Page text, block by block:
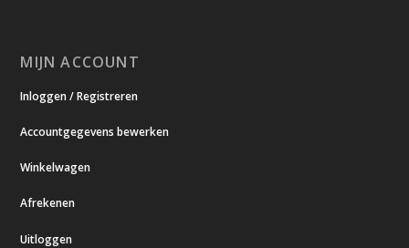
MIJN ACCOUNT
Inloggen / Registreren
Accountgegevens bewerken
Winkelwagen
Afrekenen
Uitloggen